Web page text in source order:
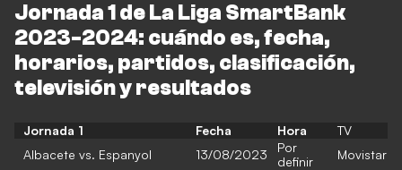
Jornada 1 de La Liga SmartBank
2023-2024: cuándo es, fecha,
horarios, partidos, clasificación,
televisión y resultados
Jornada 1 Fecha Hora
TV
Albacete vs. Espanyol
13/08/2023
Por
definir
Movistar